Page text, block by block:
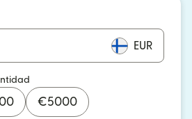
EUR
€5000